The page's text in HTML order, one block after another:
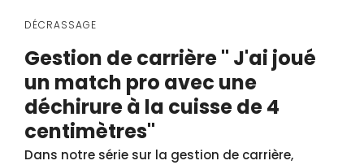
DÉCRASSAGE
Gestion de carrière " J'ai joué
un match pro avec une
déchirure à la cuisse de 4
centimètres"
Dans notre série sur la gestion de carrière,